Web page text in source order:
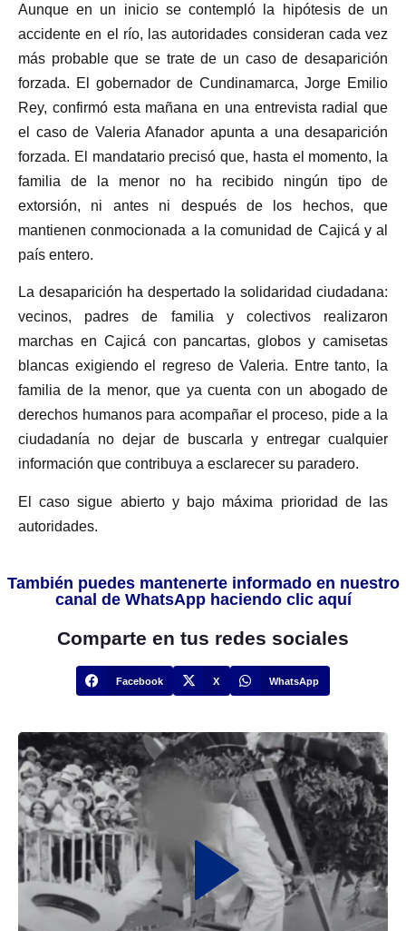
Aunque en un inicio se contempló la hipótesis de un
accidente en el río, las autoridades consideran cada vez
más probable que se trate de un caso de desaparición
forzada. El gobernador de Cundinamarca, Jorge Emilio
Rey, confirmó esta mañana en una entrevista radial que
el caso de Valeria Afanador apunta a una desaparición
forzada. El mandatario precisó que, hasta el momento, la
familia de la menor no ha recibido ningún tipo de
extorsión, ni antes ni después de los hechos, que
mantienen conmocionada a la comunidad de Cajicá y al
país entero.
La desaparición ha despertado la solidaridad ciudadana:
vecinos, padres de familia y colectivos realizaron
marchas en Cajicá con pancartas, globos y camisetas
blancas exigiendo el regreso de Valeria. Entre tanto, la
familia de la menor, que ya cuenta con un abogado de
derechos humanos para acompañar el proceso, pide a la
ciudadanía no dejar de buscarla y entregar cualquier
información que contribuya a esclarecer su paradero.
El caso sigue abierto y bajo máxima prioridad de las
autoridades.
También puedes mantenerte informado en nuestro
canal de WhatsApp haciendo clic aquí
Comparte en tus redes sociales
Facebook X WhatsApp